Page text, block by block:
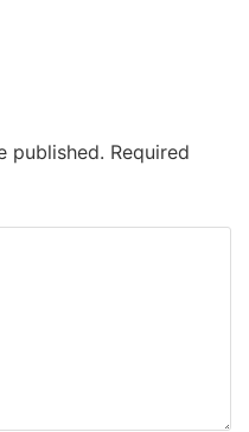
published. Required